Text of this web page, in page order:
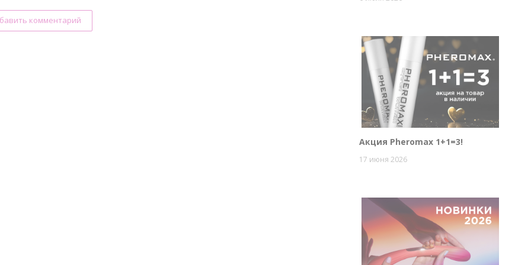
комментарий
Акция Pheromax 1+1=3!
17 июня 2026